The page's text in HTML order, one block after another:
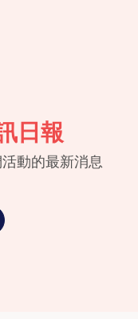
日報
動的最新消息